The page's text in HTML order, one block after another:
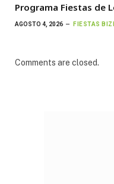
Programa Fiestas de
AGOSTO 4, 2026 FIESTAS
Comments are closed.